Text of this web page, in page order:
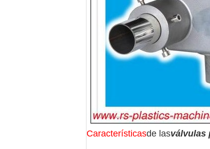
Característicasde lasválvulas